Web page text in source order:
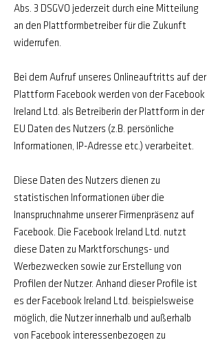
Abs. 3 DSGVO jederzeit durch eine Mitteilung
an den Plattformbetreiber für die Zukunft
widerrufen.
Bei dem Aufruf unseres Onlineauftritts auf der
Plattform Facebook werden von der Facebook
Ireland Ltd. als Betreiberin der Plattform in der
EU Daten des Nutzers (z.B. persönliche
Informationen, IP-Adresse etc.) verarbeitet.
Diese Daten des Nutzers dienen zu
statistischen Informationen über die
Inanspruchnahme unserer Firmenpräsenz auf
Facebook. Die Facebook Ireland Ltd. nutzt
diese Daten zu Marktforschungs- und
Werbezwecken sowie zur Erstellung von
Profilen der Nutzer. Anhand dieser Profile ist
es der Facebook Ireland Ltd. beispielsweise
möglich, die Nutzer innerhalb und außerhalb
von Facebook interessenbezogen zu